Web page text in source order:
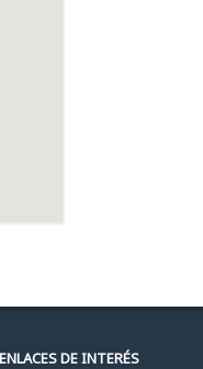
ENLACES DE INTERÉS